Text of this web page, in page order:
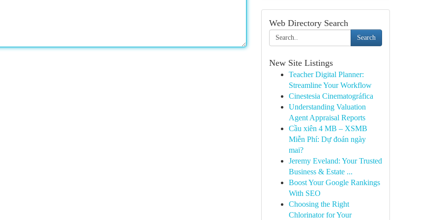
Web Directory Search
Search
New Site Listings
Teacher Digital Planner:
Streamline Your Workflow
Cinestesia Cinematográfica
Understanding Valuation
Agent Appraisal Reports
Cầu xiên 4 MB – XSMB
Miễn Phí: Dự đoán ngày
mai?
Jeremy Eveland: Your Trusted
Business & Estate ...
Boost Your Google Rankings
With SEO
Choosing the Right
Chlorinator for Your